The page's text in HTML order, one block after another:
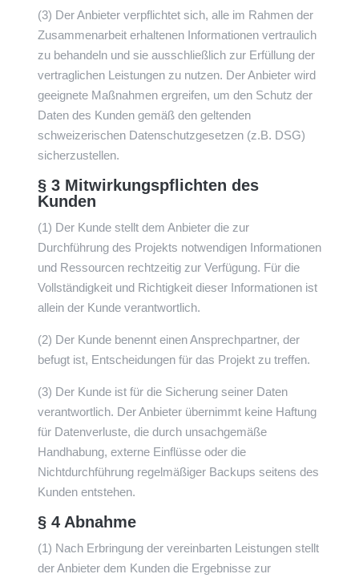
(3) Der Anbieter verpflichtet sich, alle im Rahmen der
Zusammenarbeit erhaltenen Informationen vertraulich
zu behandeln und sie ausschließlich zur Erfüllung der
vertraglichen Leistungen zu nutzen. Der Anbieter wird
geeignete Maßnahmen ergreifen, um den Schutz der
Daten des Kunden gemäß den geltenden
schweizerischen Datenschutzgesetzen (z.B. DSG)
sicherzustellen.
§ 3 Mitwirkungspflichten des
Kunden
(1) Der Kunde stellt dem Anbieter die zur
Durchführung des Projekts notwendigen Informationen
und Ressourcen rechtzeitig zur Verfügung. Für die
Vollständigkeit und Richtigkeit dieser Informationen ist
allein der Kunde verantwortlich.
(2) Der Kunde benennt einen Ansprechpartner, der
befugt ist, Entscheidungen für das Projekt zu treffen.
(3) Der Kunde ist für die Sicherung seiner Daten
verantwortlich. Der Anbieter übernimmt keine Haftung
für Datenverluste, die durch unsachgemäße
Handhabung, externe Einflüsse oder die
Nichtdurchführung regelmäßiger Backups seitens des
Kunden entstehen.
§ 4 Abnahme
(1) Nach Erbringung der vereinbarten Leistungen stellt
der Anbieter dem Kunden die Ergebnisse zur